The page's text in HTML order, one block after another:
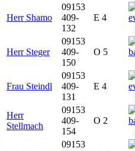
Herr Shamo
09153
409-
132
E 4
Herr Steger
09153
409-
150
O 5
Frau Steindl
09153
409-
131
E 4
Herr
Stellmach
09153
409-
154
O 2
09153